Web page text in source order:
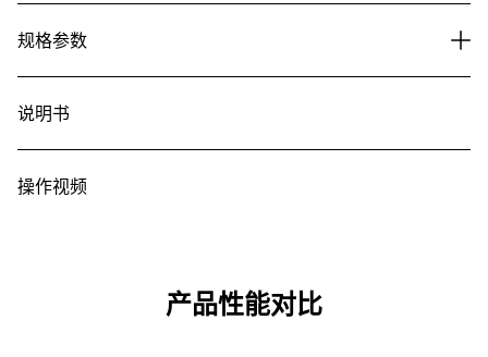
规格参数
说明书
操作视频
产品性能对比